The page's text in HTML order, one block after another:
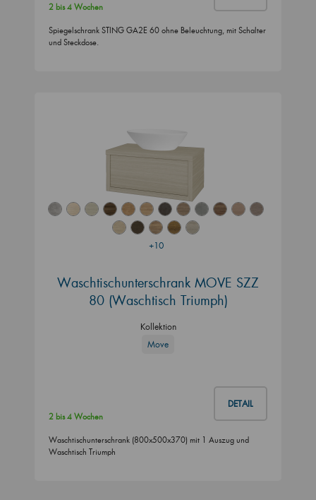
2 bis 4 Wochen
Spiegelschrank STING GA2E 60 ohne Beleuchtung, mit Schalter
und Steckdose.
+10
Waschtischunterschrank MOVE SZZ
80 (Waschtisch Triumph)
Kollektion
Move
DETAIL
2 bis 4 Wochen
Waschtischunterschrank (800x500x370) mit 1 Auszug und
Waschtisch Triumph